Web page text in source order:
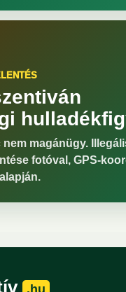
nem magánügy.
fotóval, GPS-
.hu